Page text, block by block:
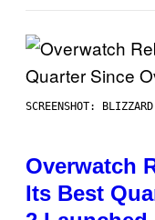
SCREENSHOT: BLIZZARD
Overwatch
Its Best